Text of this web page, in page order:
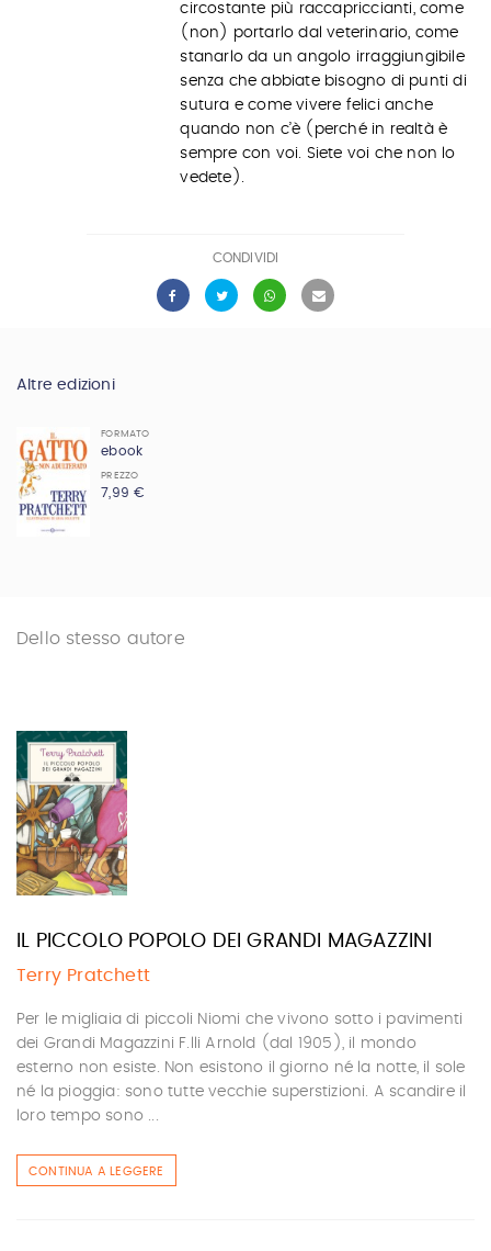
circostante più raccapriccianti, come
(non) portarlo dal veterinario, come
stanarlo da un angolo irraggiungibile
senza che abbiate bisogno di punti di
sutura e come vivere felici anche
quando non c’è (perché in realtà è
sempre con voi. Siete voi che non lo
vedete).
CONDIVIDI
Altre edizioni
FORMATO
ebook
PREZZO
7,99 €
Dello stesso autore
IL PICCOLO POPOLO DEI GRANDI MAGAZZINI
Terry Pratchett
Per le migliaia di piccoli Niomi che vivono sotto i pavimenti
dei Grandi Magazzini F.lli Arnold (dal 1905), il mondo
esterno non esiste. Non esistono il giorno né la notte, il sole
né la pioggia: sono tutte vecchie superstizioni. A scandire il
loro tempo sono ...
CONTINUA A LEGGERE